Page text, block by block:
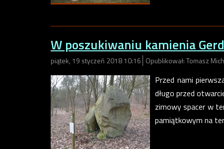
W poszukiwaniu kamienia
piątek, 19 styczeń 2018 10:16 Opublikował: Tomasz
Przed nami
długo przed
zimowy spacer w
pamiątkowym na